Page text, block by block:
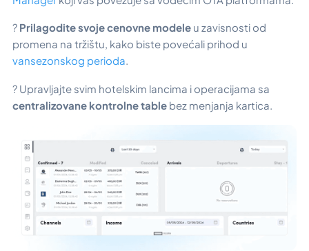
? Prilagodite svoje cenovne modele u zavisnosti od
promena na tržištu, kako biste povećali prihod u
vansezonskog perioda.
? Upravljajte svim hotelskim lancima i operacijama sa
centralizovane kontrolne table bez menjanja kartica.